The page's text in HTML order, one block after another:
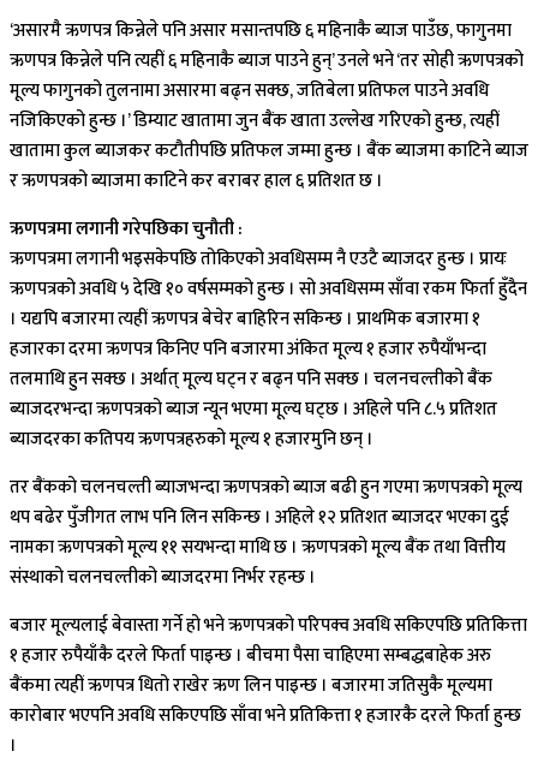
‘असारमै ऋणपत्र किन्नेले पनि असार मसान्तपछि ६ महिनाकै ब्याज पाउँछ, फागुनमा
ऋणपत्र किन्नेले पनि त्यहीं ६ महिनाकै ब्याज पाउने हुन्’ उनले भने ‘तर सोही ऋणपत्रको
मूल्य फागुनको तुलनामा असारमा बढ्न सक्छ, जतिबेला प्रतिफल पाउने अवधि
नजिकिएको हुन्छ ।’ डिम्याट खातामा जुन बैंक खाता उल्लेख गरिएको हुन्छ, त्यहीं
खातामा कुल ब्याजकर कटौतीपछि प्रतिफल जम्मा हुन्छ । बैंक ब्याजमा काटिने ब्याज
र ऋणपत्रको ब्याजमा काटिने कर बराबर हाल ६ प्रतिशत छ ।
ऋणपत्रमा लगानी गरेपछिका चुनौती :
ऋणपत्रमा लगानी भइसकेपछि तोकिएको अवधिसम्म नै एउटै ब्याजदर हुन्छ । प्रायः
ऋणपत्रको अवधि ५ देखि १० वर्षसम्मको हुन्छ । सो अवधिसम्म साँवा रकम फिर्ता हुँदैन
। यद्यपि बजारमा त्यहीं ऋणपत्र बेचेर बाहिरिन सकिन्छ । प्राथमिक बजारमा १
हजारका दरमा ऋणपत्र किनिए पनि बजारमा अंकित मूल्य १ हजार रुपैयाँभन्दा
तलमाथि हुन सक्छ । अर्थात् मूल्य घट्न र बढ्न पनि सक्छ । चलनचल्तीको बैंक
ब्याजदरभन्दा ऋणपत्रको ब्याज न्यून भएमा मूल्य घट्छ । अहिले पनि ८.५ प्रतिशत
ब्याजदरका कतिपय ऋणपत्रहरुको मूल्य १ हजारमुनि छन् ।
तर बैंकको चलनचल्ती ब्याजभन्दा ऋणपत्रको ब्याज बढी हुन गएमा ऋणपत्रको मूल्य
थप बढेर पुँजीगत लाभ पनि लिन सकिन्छ । अहिले १२ प्रतिशत ब्याजदर भएका दुई
नामका ऋणपत्रको मूल्य ११ सयभन्दा माथि छ । ऋणपत्रको मूल्य बैंक तथा वित्तीय
संस्थाको चलनचल्तीको ब्याजदरमा निर्भर रहन्छ ।
बजार मूल्यलाई बेवास्ता गर्ने हो भने ऋणपत्रको परिपक्व अवधि सकिएपछि प्रतिकित्ता
१ हजार रुपैयाँकै दरले फिर्ता पाइन्छ । बीचमा पैसा चाहिएमा सम्बद्धबाहेक अरु
बैंकमा त्यहीं ऋणपत्र धितो राखेर ऋण लिन पाइन्छ । बजारमा जतिसुकै मूल्यमा
कारोबार भएपनि अवधि सकिएपछि साँवा भने प्रतिकित्ता १ हजारकै दरले फिर्ता हुन्छ
।